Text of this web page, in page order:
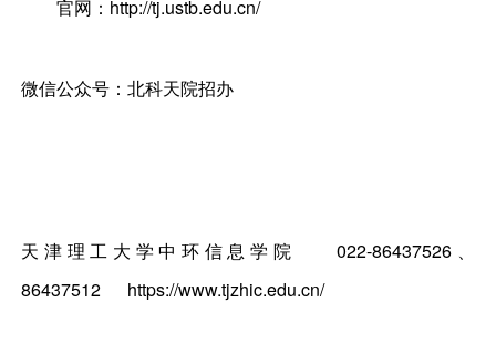
官网：http://tj.ustb.edu.cn/
微信公众号：北科天院招办
天津理工大学中环信息学院
022-86437526、
86437512
https://www.tjzhic.edu.cn/